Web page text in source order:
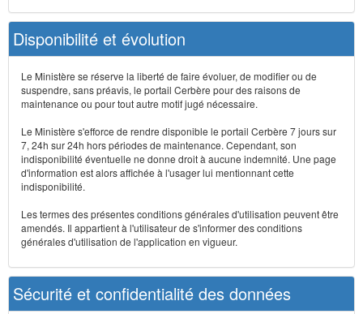
Disponibilité et évolution
Le Ministère se réserve la liberté de faire évoluer, de modifier ou de
suspendre, sans préavis, le portail Cerbère pour des raisons de
maintenance ou pour tout autre motif jugé nécessaire.
Le Ministère s'efforce de rendre disponible le portail Cerbère 7 jours sur
7, 24h sur 24h hors périodes de maintenance. Cependant, son
indisponibilité éventuelle ne donne droit à aucune indemnité. Une page
d'information est alors affichée à l'usager lui mentionnant cette
indisponibilité.
Les termes des présentes conditions générales d'utilisation peuvent être
amendés. Il appartient à l'utilisateur de s'informer des conditions
générales d'utilisation de l'application en vigueur.
Sécurité et confidentialité des données